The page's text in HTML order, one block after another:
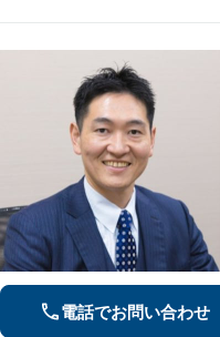
電話でお問い合わせ